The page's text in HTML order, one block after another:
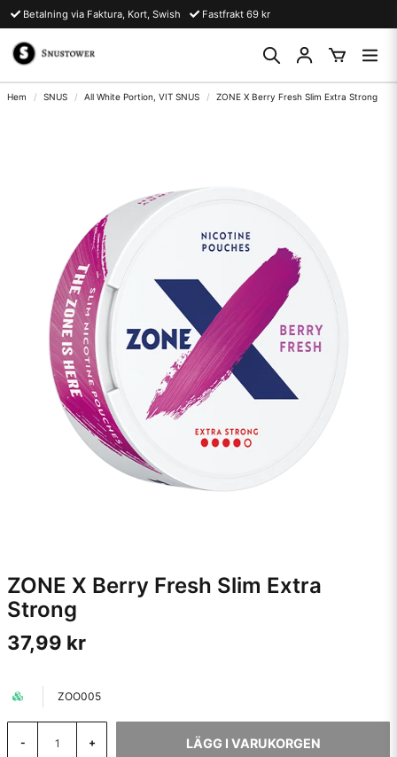
Betalning via Faktura, Kort, Swish Fastfrakt 69 kr
Hem SNUS All White Portion, VIT SNUS ZONE X Berry Fresh Slim Extra Strong
ZONE X Berry Fresh Slim Extra
Strong
37,99 kr
ZOO005
- + LÄGG I VARUKORGEN